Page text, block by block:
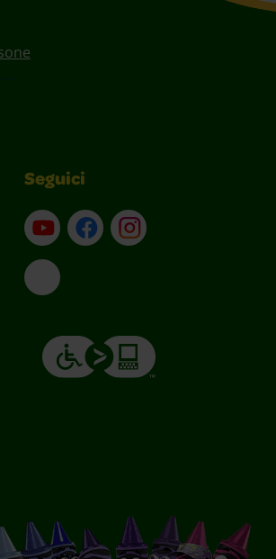
Seguici
Su YouTube
ContattiProfilo Instagram
Email